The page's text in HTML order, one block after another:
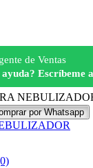
de Ventas
ayuda? Escríbeme
por Whatsapp